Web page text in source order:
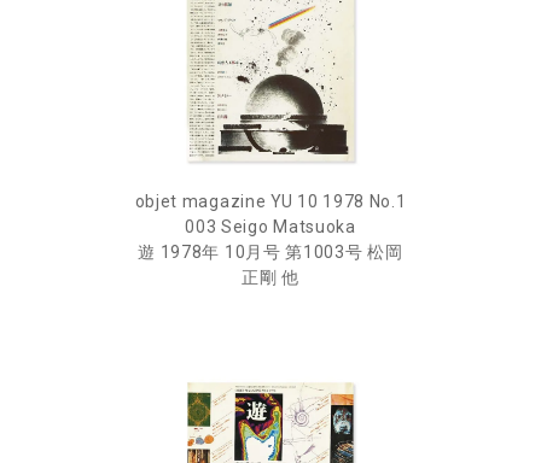
objet magazine YU 10 1978 No.1
003 Seigo Matsuoka
遊 1978年 10月号 第1003号 松岡
正剛 他